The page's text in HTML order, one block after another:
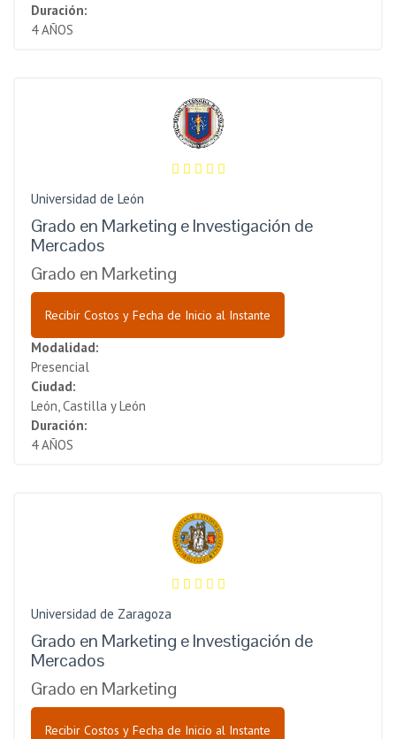
Duración:
4 AÑOS
Universidad de León
Grado en Marketing e Investigación de
Mercados
Grado en Marketing
Recibir Costos y Fecha de Inicio al Instante
Modalidad:
Presencial
Ciudad:
León, Castilla y León
Duración:
4 AÑOS
Universidad de Zaragoza
Grado en Marketing e Investigación de
Mercados
Grado en Marketing
Recibir Costos y Fecha de Inicio al Instante